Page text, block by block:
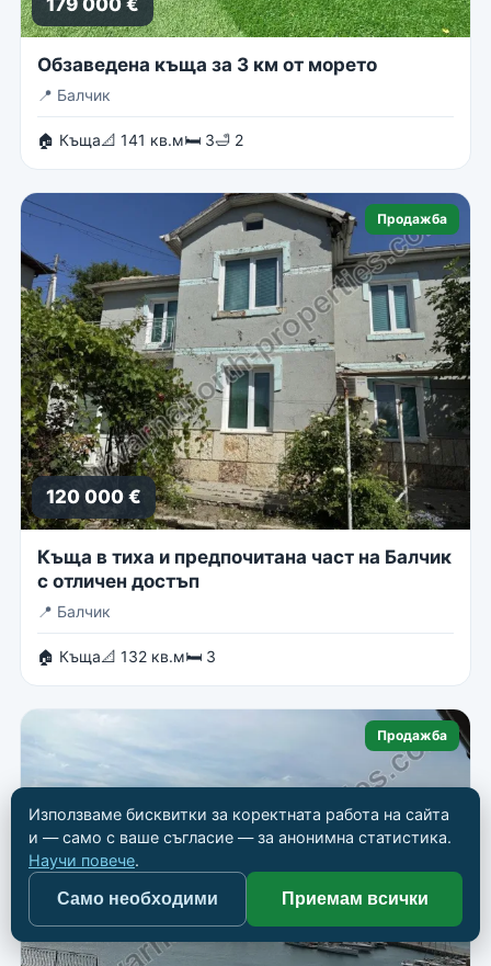
Обзаведена къща за 3 км от морето
📍 Балчик
🏠 Къща📐 141 кв.м🛏 3🛁 2
Продажба
120 000 €
Къща в тиха и предпочитана част на Балчик
с отличен достъп
📍 Балчик
🏠 Къща📐 132 кв.м🛏 3
Продажба
Използваме бисквитки за коректната работа на сайта
и — само с ваше съгласие — за анонимна статистика.
Научи повече.
Само необходими Приемам всички